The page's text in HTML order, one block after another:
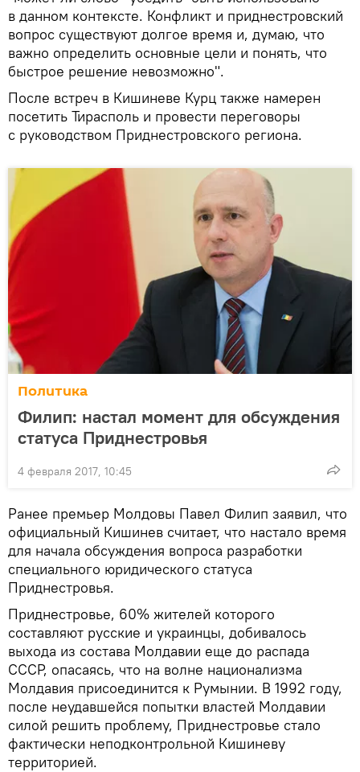
в данном контексте. Конфликт и приднестровский
вопрос существуют долгое время и, думаю, что
важно определить основные цели и понять, что
быстрое решение невозможно".
После встреч в Кишиневе Курц также намерен
посетить Тирасполь и провести переговоры
с руководством Приднестровского региона.
Политика
Филип: настал момент для обсуждения
статуса Приднестровья
4 февраля 2017, 10:45
Ранее премьер Молдовы Павел Филип заявил, что
официальный Кишинев считает, что настало время
для начала обсуждения вопроса разработки
специального юридического статуса
Приднестровья.
Приднестровье, 60% жителей которого
составляют русские и украинцы, добивалось
выхода из состава Молдавии еще до распада
СССР, опасаясь, что на волне национализма
Молдавия присоединится к Румынии. В 1992 году,
после неудавшейся попытки властей Молдавии
силой решить проблему, Приднестровье стало
фактически неподконтрольной Кишиневу
территорией.